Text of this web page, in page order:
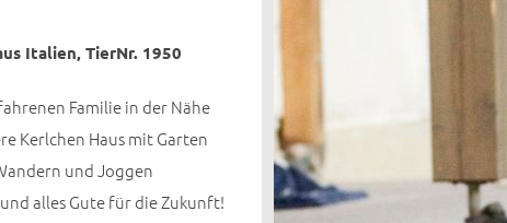
Italien, TierNr. 1950
Familie in der Nähe
Kerlchen Haus mit Garten
und Joggen
alles Gute für die Zukunft!